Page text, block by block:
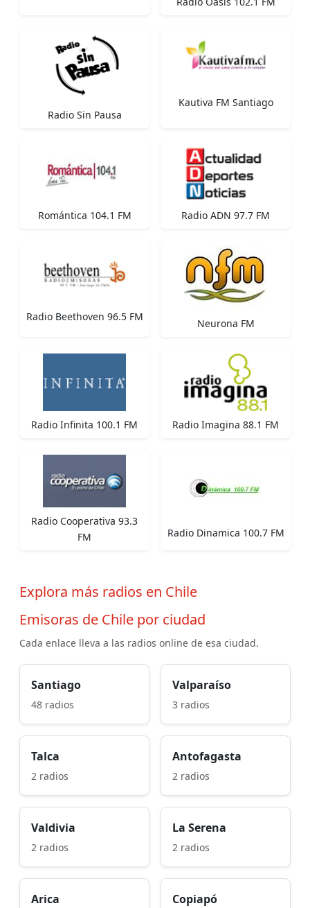
Radio Sin Pausa
Kautiva FM Santiago
Romántica 104.1 FM Radio ADN 97.7 FM
Radio Beethoven 96.5 FM
Neurona FM
Radio Infinita 100.1 FM Radio Imagina 88.1 FM
Radio Cooperativa 93.3
FM
Radio Dinamica 100.7 FM
Explora más radios en Chile
Emisoras de Chile por ciudad
Cada enlace lleva a las radios online de esa ciudad.
Santiago
48 radios
Valparaíso
3 radios
Talca
2 radios
Antofagasta
2 radios
Valdivia
2 radios
La Serena
2 radios
Arica Copiapó